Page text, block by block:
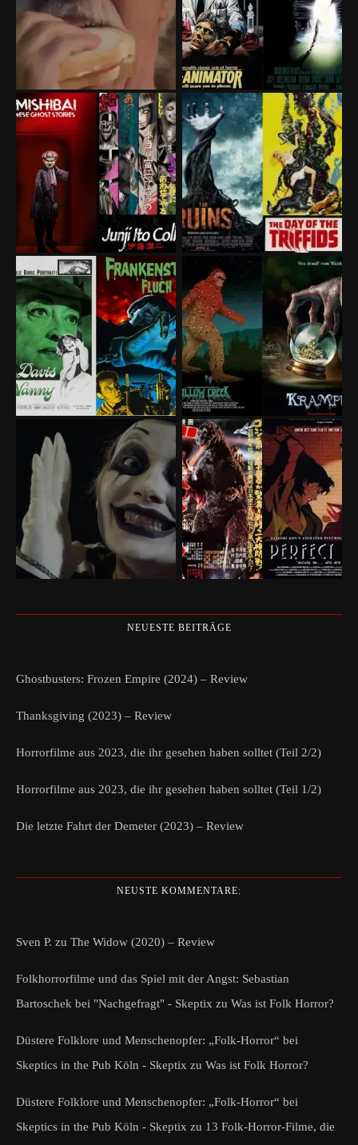
NEUESTE BEITRÄGE
Ghostbusters: Frozen Empire (2024) – Review
Thanksgiving (2023) – Review
Horrorfilme aus 2023, die ihr gesehen haben solltet (Teil 2/2)
Horrorfilme aus 2023, die ihr gesehen haben solltet (Teil 1/2)
Die letzte Fahrt der Demeter (2023) – Review
NEUSTE KOMMENTARE:
Sven P. zu The Widow (2020) – Review
Folkhorrorfilme und das Spiel mit der Angst: Sebastian
Bartoschek bei "Nachgefragt" - Skeptix zu Was ist Folk Horror?
Düstere Folklore und Menschenopfer: „Folk-Horror“ bei
Skeptics in the Pub Köln - Skeptix zu Was ist Folk Horror?
Düstere Folklore und Menschenopfer: „Folk-Horror“ bei
Skeptics in the Pub Köln - Skeptix zu 13 Folk-Horror-Filme, die